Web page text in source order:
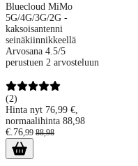
Bluecloud MiMo
5G/4G/3G/2G -
kaksoisantenni
seinäkiinnikkeellä
Arvosana 4.5/5
perustuen 2 arvosteluun
(2)
Hinta nyt 76,99 €,
normaalihinta 88,98
€. 76 99 88,98